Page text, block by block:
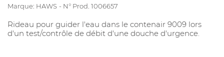
Marque: HAWS N° Prod. 1006657
Rideau pour guider l'eau dans le contenair 9009 lors
d'un test/contrôle de débit d'une douche d'urgence.